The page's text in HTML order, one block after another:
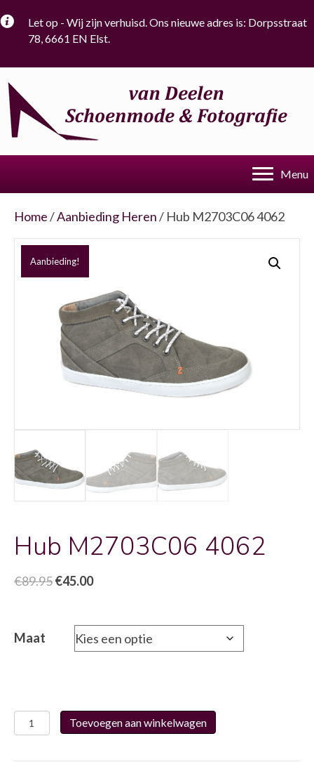
Let op - Wij zijn verhuisd. Ons nieuwe adres is: Dorpsstraat
78, 6661 EN Elst.
Menu
Home/Aanbieding Heren/ Hub M2703C06 4062
Aanbieding!
Hub M2703C06 4062
€89.95Oorspronkelijke
€89.95.
€45.00Huidige
€45.00.
Maat
Hub
M2703C06
Toevoegen aan winkelwagen